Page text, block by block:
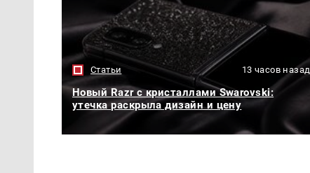
Статьи 13 часов назад
Новый Razr с кристаллами Swarovski:
утечка раскрыла дизайн и цену